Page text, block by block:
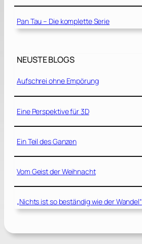
Pan Tau – Die komplette Serie
NEUSTE BLOGS
Aufschrei ohne Empörung
Eine Perspektive für 3D
Ein Teil des Ganzen
Vom Geist der Weihnacht
„Nichts ist so beständig wie der Wandel“